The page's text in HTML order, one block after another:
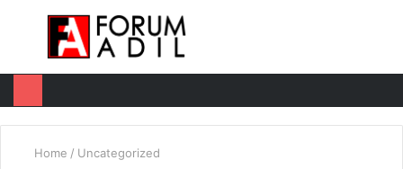
Menu
Home / Uncategorized